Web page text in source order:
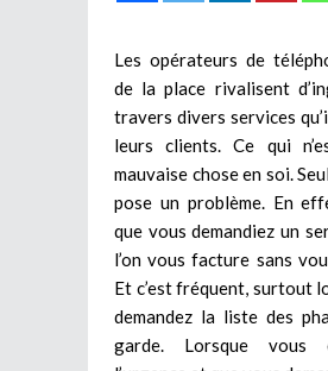
Les opérateurs de
de la place rivalisent
travers divers services
leurs clients. Ce qui
mauvaise chose en soi.
pose un problème. En
que vous demandiez un
l’on vous facture sans
Et c’est fréquent, surtout
demandez la liste des
garde. Lorsque vous